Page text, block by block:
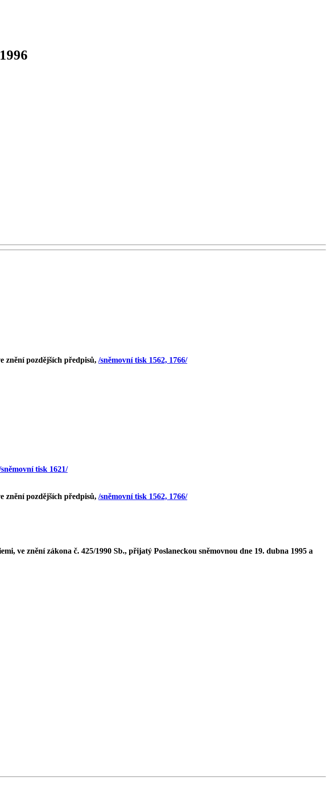
znění pozdějších předpisů, /sněmovní tisk 1562, 1766/
tisk 1621/
znění pozdějších předpisů, /sněmovní tisk 1562, 1766/
ve znění zákona č. 425/1990 Sb., přijatý Poslaneckou sněmovnou dne 19. dubna 1995 a